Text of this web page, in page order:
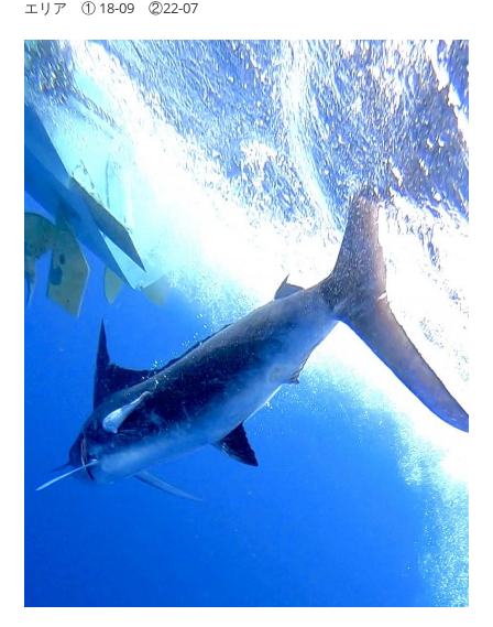
エリア ① 18-09 ②22-07